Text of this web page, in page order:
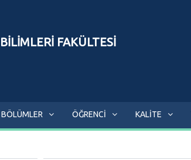
FAKÜLTESİ
BÖLÜMLER ÖĞRENCİ KALİTE